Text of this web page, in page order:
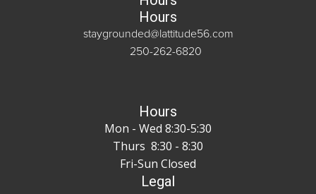
Hours
staygrounded@lattitude56.com
250-262-6820
Hours
Mon - Wed 8:30-5:30
Thurs 8:30 - 8:30
Fri-Sun Closed
Legal